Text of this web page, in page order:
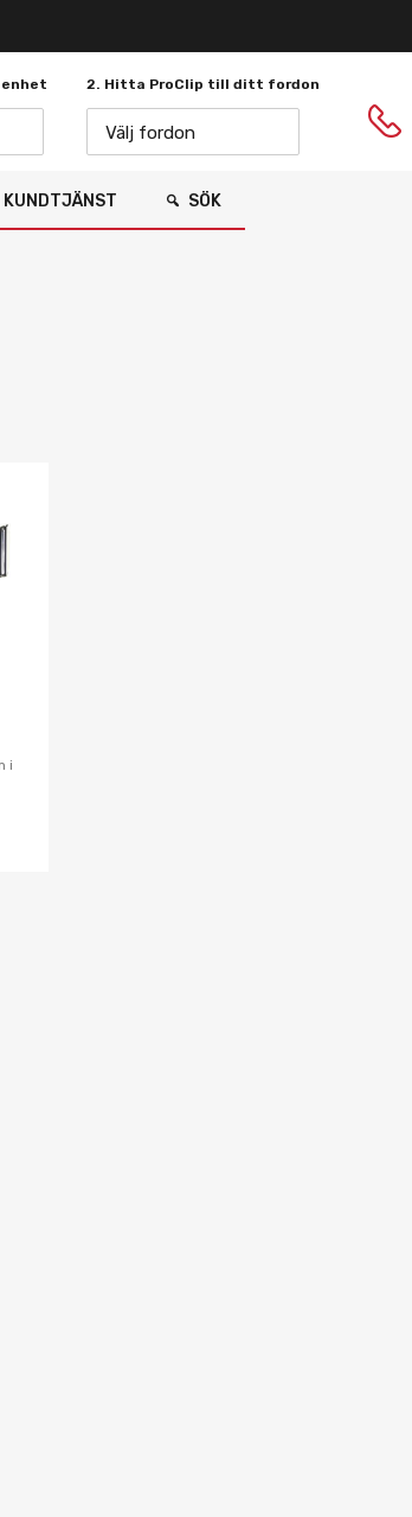
2. Hitta ProClip till ditt fordon
Välj fordon
KUNDTJÄNST SÖK
i